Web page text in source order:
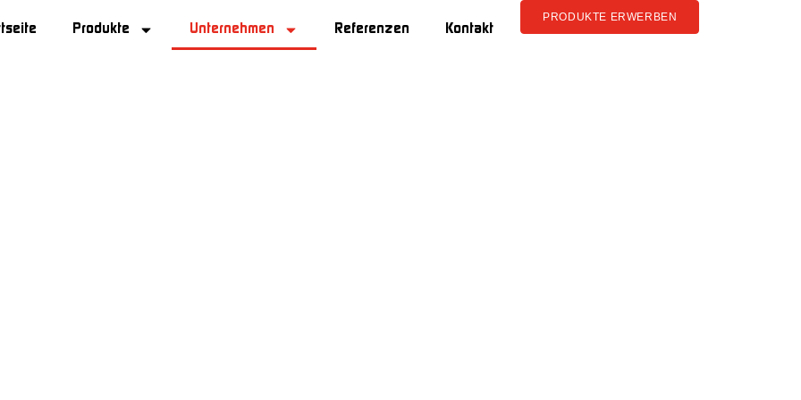
Produkte Unternehmen Referenzen Kontakt
PRODUKTE ERWERBEN